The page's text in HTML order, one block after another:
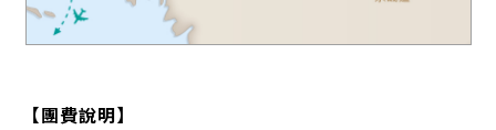
【團費說明】